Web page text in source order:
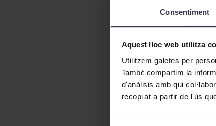
Consentiment
Aquest lloc web utilitza
Utilitzem galetes per
També compartim la
d'anàlisis amb qui
recopilat a partir de l'ús